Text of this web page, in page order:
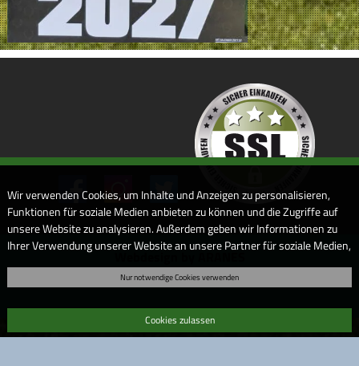
Webdesign by ARANES
Wir verwenden Cookies, um Inhalte und Anzeigen zu personalisieren,
Funktionen für soziale Medien anbieten zu können und die Zugriffe auf
unsere Website zu analysieren. Außerdem geben wir Informationen zu
Ihrer Verwendung unserer Website an unsere Partner für soziale Medien,
Informationen möglicherweise mit weiteren Daten zusammen, die Sie
Dienste gesammelt haben. Sofern Sie uns Ihre Einwilligung geben,
können Sie diese jederzeit in der Datenschutzerklärung wieder
Nur notwendige Cookies verwenden
Cookies zulassen